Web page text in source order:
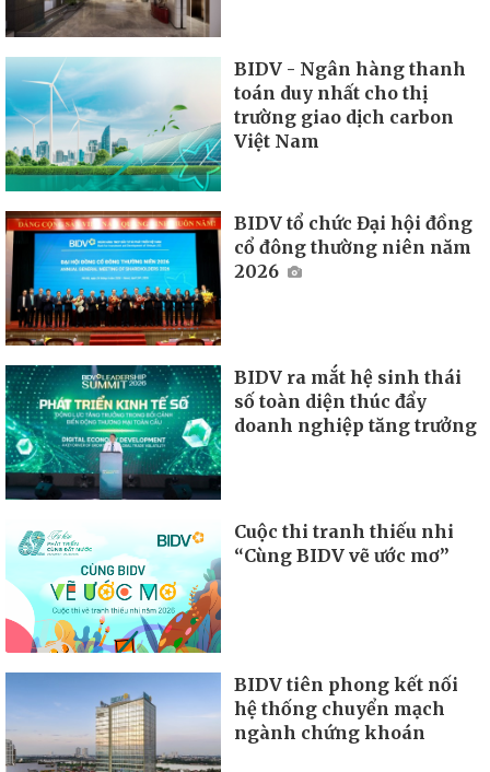
BIDV - Ngân hàng thanh
toán duy nhất cho thị
trường giao dịch carbon
Việt Nam
BIDV tổ chức Đại hội đồng
cổ đông thường niên năm
2026
BIDV ra mắt hệ sinh thái
số toàn diện thúc đẩy
doanh nghiệp tăng trưởng
Cuộc thi tranh thiếu nhi
“Cùng BIDV vẽ ước mơ”
BIDV tiên phong kết nối
hệ thống chuyển mạch
ngành chứng khoán